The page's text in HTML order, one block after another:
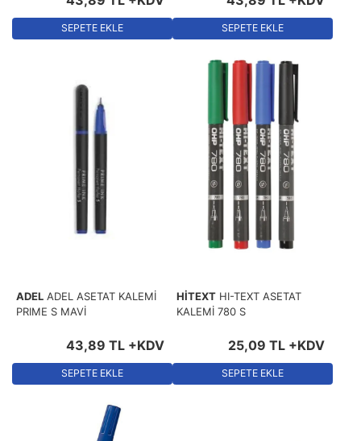
SEPETE EKLE SEPETE EKLE
ADEL ADEL ASETAT KALEMİ
PRIME S MAVİ
43,89 TL +KDV
SEPETE EKLE
HİTEXT HI-TEXT ASETAT
KALEMİ 780 S
25,09 TL +KDV
SEPETE EKLE